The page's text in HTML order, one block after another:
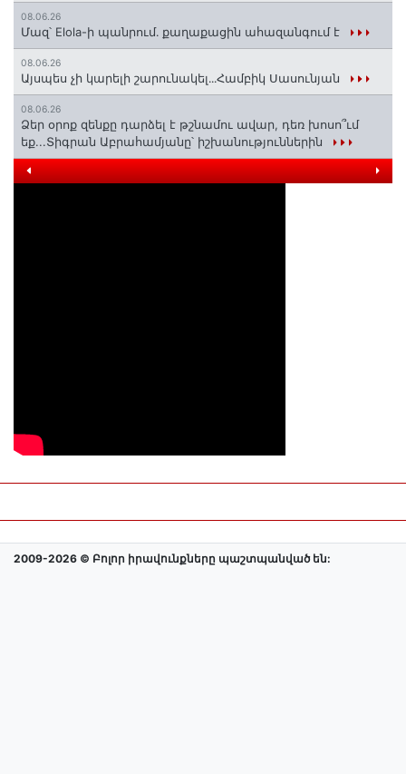
08.06.26
Մազ՝ Elola-ի պանրում․ քաղաքացին ահազանգում է
08.06.26
Այսպես չի կարելի շարունակել․․․Համբիկ Սասունյան
08.06.26
Ձեր օրոք զենքը դարձել է թշնամու ավար, դեռ խոսո՞ւմ
եք...Տիգրան Աբրահամյանը՝ իշխանություններին
2009-2026 © Բոլոր իրավունքները պաշտպանված են: